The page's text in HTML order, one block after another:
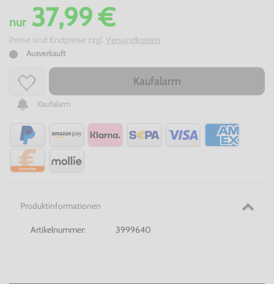
nur37,99 €
Preise sind Endpreise zzgl. Versandkosten
Ausverkauft
Kaufalarm
Kaufalarm
Produktinformationen
Artikelnummer: 3999640